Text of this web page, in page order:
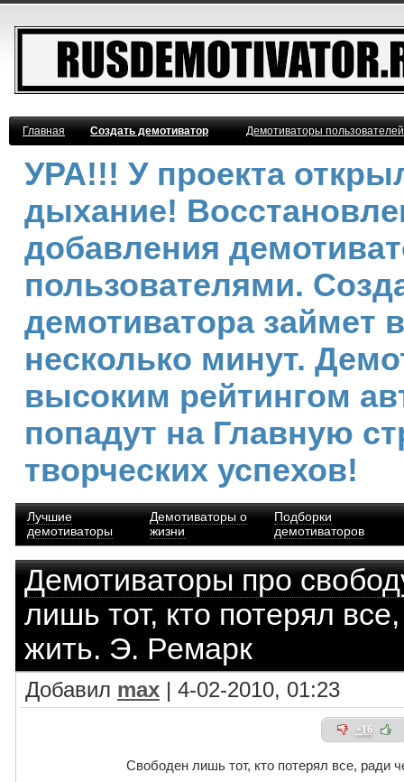
Главная Создать демотиватор Демотиваторы
УРА!!! У проекта
дыхание!
добавления
пользователями.
демотиватора займет
несколько минут.
высоким рейтингом
попадут на Главную
творческих успехов!
Лучшие
демотиваторы
Демотиваторы о
жизни
Подборки
демотиваторов
Демотиваторы про
лишь тот, кто потерял
жить. Э. Ремарк
Добавил max | 4-02-2010, 01:23
+16
Свободен лишь тот, кто потерял все, ради